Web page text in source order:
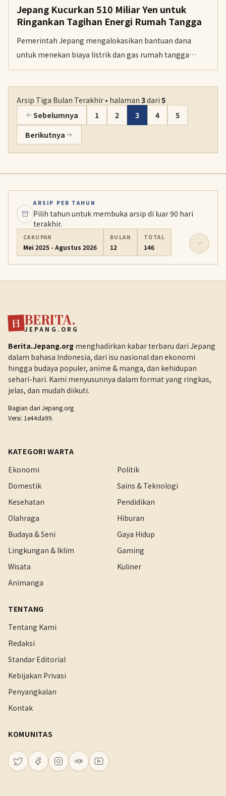
Jepang Kucurkan 510 Miliar Yen untuk
Ringankan Tagihan Energi Rumah Tangga
Pemerintah Jepang mengalokasikan bantuan dana
untuk menekan biaya listrik dan gas rumah tangga
selama musim panas guna mengantisipasi lonjakan
Arsip Tiga Bulan Terakhir • halaman 3dari 5
Sebelumnya
1 2 3 4
5
Berikutnya
ARSIP PER TAHUN
Pilih tahun untuk membuka arsip di luar 90 hari
terakhir.
CAKUPAN
Mei 2025 - Agustus 2026
BULAN
12
TOTAL
146
日 BERITA.
JEPANG.ORG
Berita.Jepang.org menghadirkan kabar terbaru dari Jepang
dalam bahasa Indonesia, dari isu nasional dan ekonomi
hingga budaya populer, anime & manga, dan kehidupan
sehari-hari. Kami menyusunnya dalam format yang ringkas,
jelas, dan mudah diikuti.
Bagian dari Jepang.org
Versi: 1e44da99.
KATEGORI WARTA
Ekonomi
Politik
Domestik
Sains & Teknologi
Kesehatan
Pendidikan
Olahraga
Hiburan
Budaya & Seni
Gaya Hidup
Lingkungan & Iklim
Gaming
Wisata
Kuliner
Animanga
TENTANG
Tentang Kami
Redaksi
Standar Editorial
Kebijakan Privasi
Penyangkalan
Kontak
KOMUNITAS